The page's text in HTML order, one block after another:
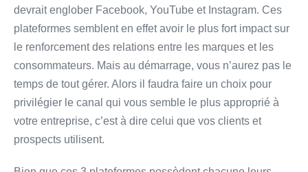
devrait englober Facebook, YouTube et Instagram. Ces
plateformes semblent en effet avoir le plus fort impact sur
le renforcement des relations entre les marques et les
consommateurs. Mais au démarrage, vous n’aurez pas le
temps de tout gérer. Alors il faudra faire un choix pour
privilégier le canal qui vous semble le plus approprié à
votre entreprise, c’est à dire celui que vos clients et
prospects utilisent.